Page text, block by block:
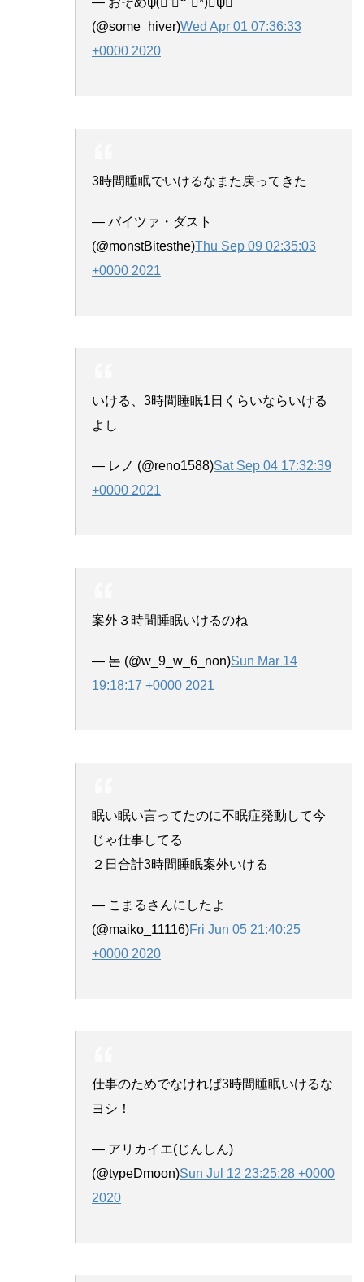
(@some_hiver)Wed Apr 01 07:36:33
+0000 2020
3時間睡眠でいけるなまた戻ってきた
— バイツァ・ダスト
(@monstBitesthe)Thu Sep 09 02:35:03
+0000 2021
いける、3時間睡眠1日くらいならいける
よし
— レノ (@reno1588)Sat Sep 04 17:32:39
+0000 2021
案外３時間睡眠いけるのね
— 논 (@w_9_w_6_non)Sun Mar 14
19:18:17 +0000 2021
眠い眠い言ってたのに不眠症発動して今
じゃ仕事してる
２日合計3時間睡眠案外いける
— こまるさんにしたよ
(@maiko_11116)Fri Jun 05 21:40:25
+0000 2020
仕事のためでなければ3時間睡眠いけるな
ヨシ！
— アリカイエ(じんしん)
(@typeDmoon)Sun Jul 12 23:25:28 +0000
2020